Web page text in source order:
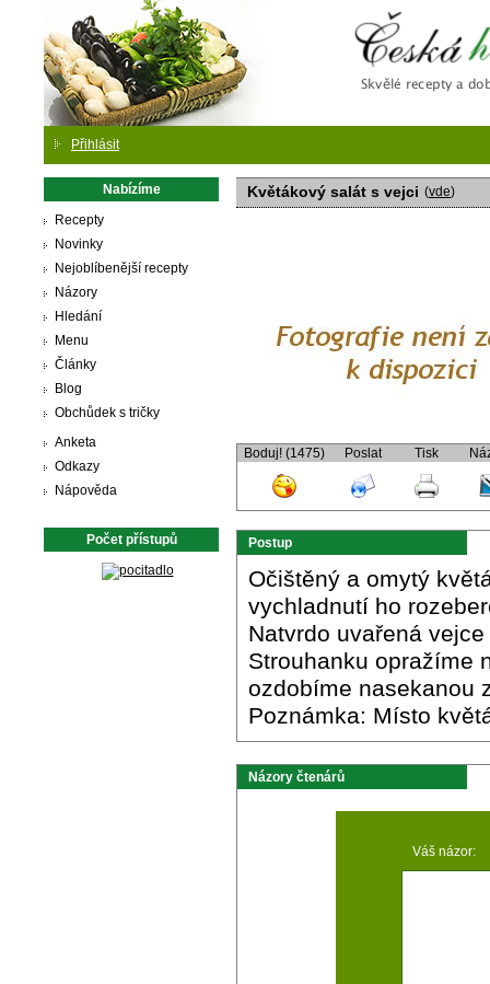
Přihlásit
Nabízíme
Recepty
Novinky
Nejoblíbenější recepty
Názory
Hledání
Menu
Články
Blog
Obchůdek s tričky
Anketa
Odkazy
Nápověda
Počet přístupů
Květákový salát s vejci (vde)
Boduj! (1475) Poslat Tisk
Postup
Očištěný a omytý
vychladnutí ho
Natvrdo uvařená
Strouhanku opražíme
ozdobíme nasekanou
Poznámka: Místo
Názory čtenárů
Váš názor: